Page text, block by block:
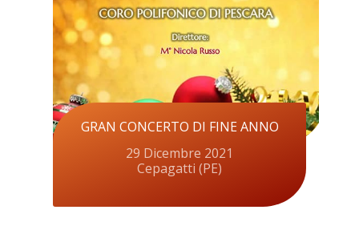
GRAN CONCERTO DI FINE ANNO
29 Dicembre 2021
Cepagatti (PE)